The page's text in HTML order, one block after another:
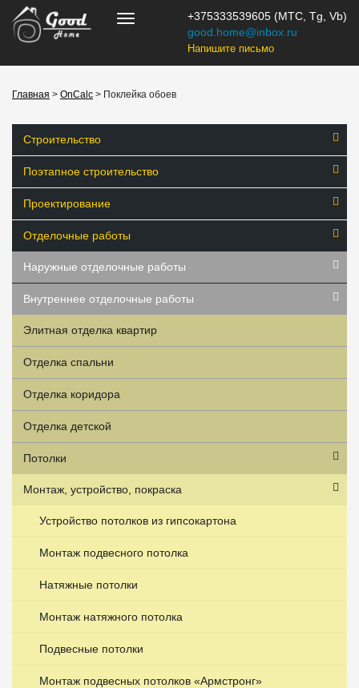
+375333539605 (МТС, Tg, Vb)
good.home@inbox.ru
Напишите письмо
Главная > OnCalc > Поклейка обоев
Строительство
Поэтапное строительство
Проектирование
Отделочные работы
Наружные отделочные работы
Внутреннее отделочные работы
Элитная отделка квартир
Отделка спальни
Отделка коридора
Отделка детской
Потолки
Монтаж, устройство, покраска
Устройство потолков из гипсокартона
Монтаж подвесного потолка
Натяжные потолки
Монтаж натяжного потолка
Подвесные потолки
Монтаж подвесных потолков «Армстронг»